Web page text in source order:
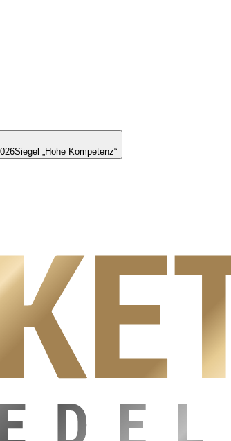
Siegel „Hohe Kompetenz“